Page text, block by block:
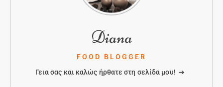
Diana
FOOD BLOGGER
Γεια σας και καλώς ήρθατε στη σελίδα μου! ➔